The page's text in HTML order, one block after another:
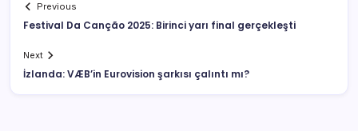
Previous
Festival Da Canção 2025: Birinci yarı final gerçekleşti
Next
İzlanda: VÆB’in Eurovision şarkısı çalıntı mı?